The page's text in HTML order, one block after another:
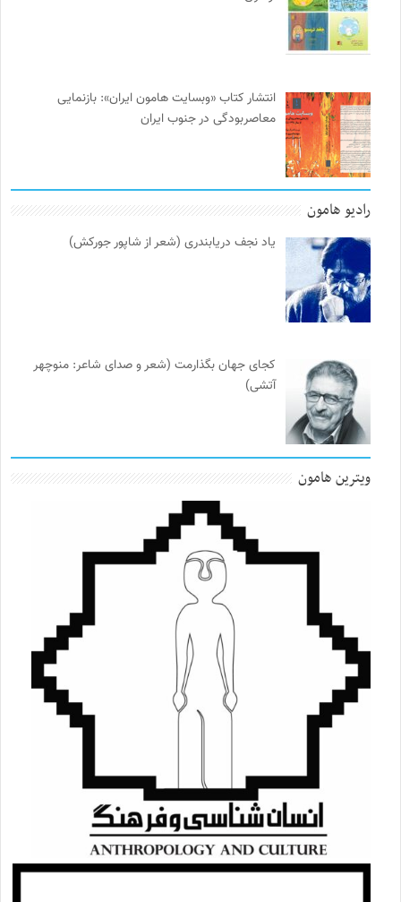
انتشار کتاب «وبسایت هامون ایران»: بازنمایی
معاصربودگی در جنوب ایران
رادیو هامون
یاد نجف دریابندری (شعر از شاپور جورکش)
کجای جهان بگذارمت (شعر و صدای شاعر: منوچهر
آتشی)
ویترین هامون